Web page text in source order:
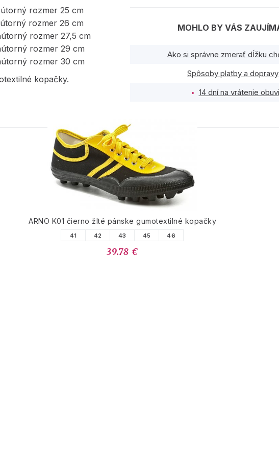
rozmer 25 cm
rozmer 26 cm
rozmer 27,5 cm
rozmer 29 cm
rozmer 30 cm
kopačky.
MOHLO BY VÁS
Ako si správne zmerať dĺžku
Spôsoby platby a dopravy
14 dní na vrátenie obuvi
PODOBNÉ PRODUKTY
ARNO K01 čierno žlté pánske gumotextilné kopačky
41 42 43 45 46
39.78 €